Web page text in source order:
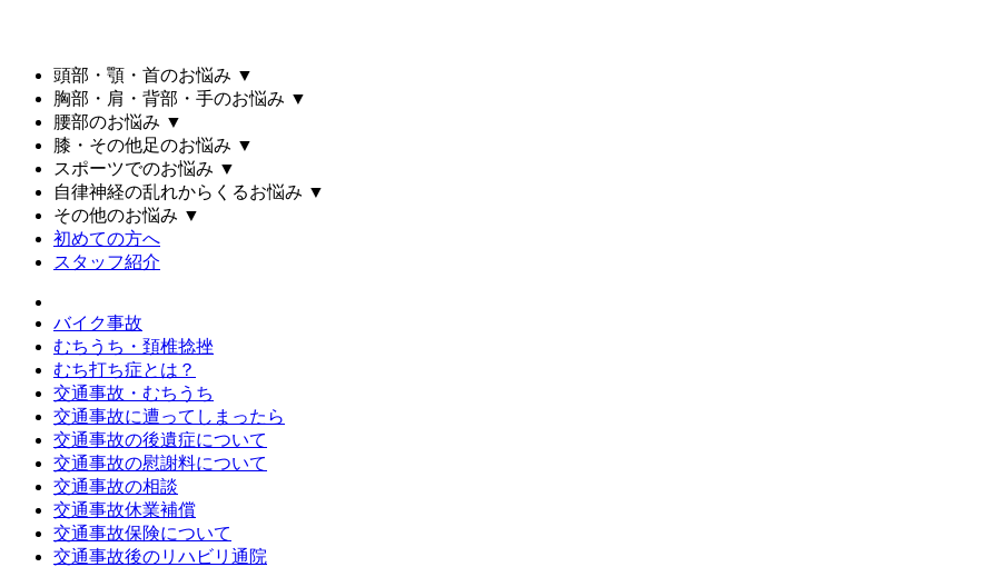
頭部・顎・首のお悩み ▼
胸部・肩・背部・手のお悩み ▼
腰部のお悩み ▼
膝・その他足のお悩み ▼
スポーツでのお悩み ▼
自律神経の乱れからくるお悩み ▼
その他のお悩み ▼
初めての方へ
スタッフ紹介
バイク事故
むちうち・頚椎捻挫
むち打ち症とは？
交通事故・むちうち
交通事故に遭ってしまったら
交通事故の後遺症について
交通事故の慰謝料について
交通事故の相談
交通事故休業補償
交通事故保険について
交通事故後のリハビリ通院